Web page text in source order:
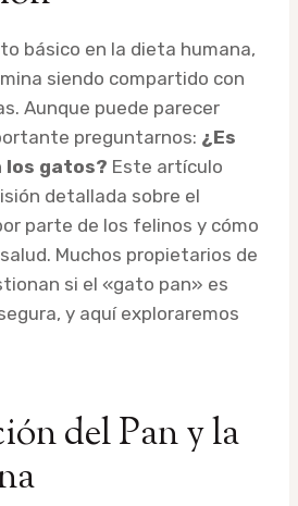
básico en la dieta humana,
siendo compartido con
Aunque puede parecer
preguntarnos: ¿Es
los gatos? Este artículo
detallada sobre el
parte de los felinos y cómo
Muchos propietarios de
si el «gato pan» es
y aquí exploraremos
del Pan y la